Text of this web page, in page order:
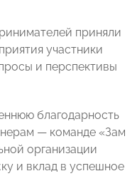
приняли
участники
и перспективы
благодарность
— команде «Зам
организации
и вклад в успешное